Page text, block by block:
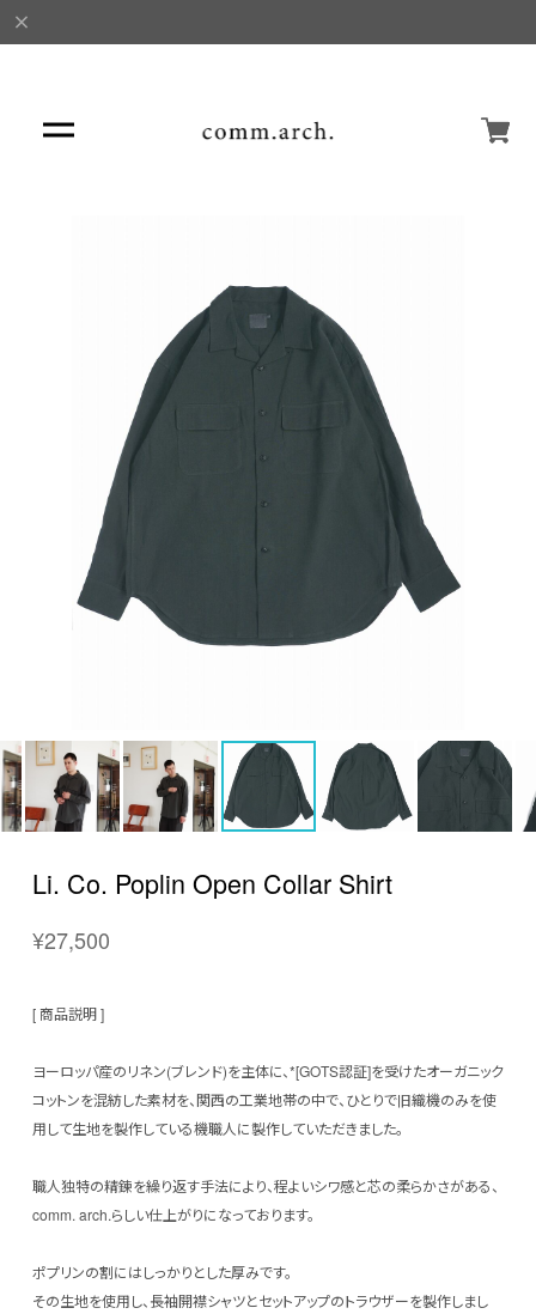
Li. Co. Poplin Open Collar Shirt
¥27,500
[ 商品説明 ]
ヨーロッパ産のリネン(ブレンド)を主体に、*[GOTS認証]を受けたオーガニック
コットンを混紡した素材を、関西の工業地帯の中で、ひとりで旧織機のみを使
用して生地を製作している機職人に製作していただきました。
職人独特の精錬を繰り返す手法により、程よいシワ感と芯の柔らかさがある、
comm. arch.らしい仕上がりになっております。
ポプリンの割にはしっかりとした厚みです。
その生地を使用し、長袖開襟シャツとセットアップのトラウザーを製作しまし